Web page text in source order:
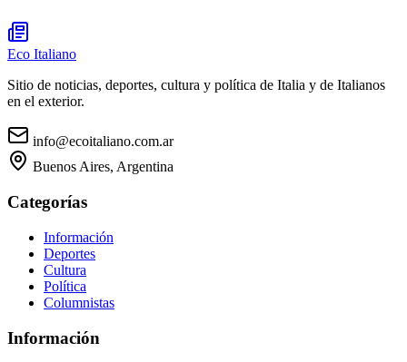
Eco Italiano
Sitio de noticias, deportes, cultura y política de Italia y de Italianos
en el exterior.
info@ecoitaliano.com.ar
Buenos Aires, Argentina
Categorías
Información
Deportes
Cultura
Política
Columnistas
Información